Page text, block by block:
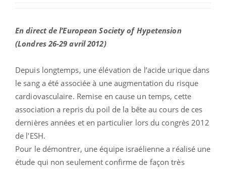
En direct de l’European Society of Hypetension
(Londres 26-29 avril 2012)
Depuis longtemps, une élévation de l’acide urique dans
le sang a été associée à une augmentation du risque
cardiovasculaire. Remise en cause un temps, cette
association a repris du poil de la bête au cours de ces
dernières années et en particulier lors du congrès 2012
de l'ESH.
Pour le démontrer, une équipe israélienne a réalisé une
étude qui non seulement confirme de façon très